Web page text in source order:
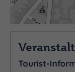
Tourist-